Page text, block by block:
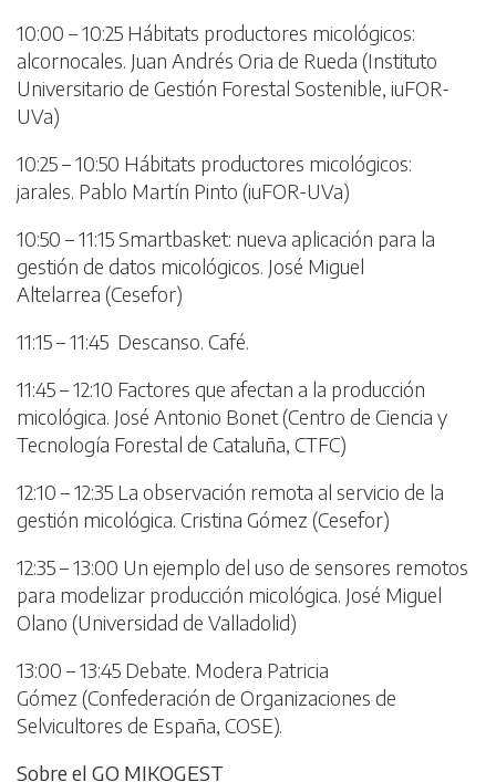
10:00 – 10:25 Hábitats productores micológicos:
alcornocales. Juan Andrés Oria de Rueda (Instituto
Universitario de Gestión Forestal Sostenible, iuFOR-
UVa)
10:25 – 10:50 Hábitats productores micológicos:
jarales. Pablo Martín Pinto (iuFOR-UVa)
10:50 – 11:15 Smartbasket: nueva aplicación para la
gestión de datos micológicos. José Miguel
Altelarrea (Cesefor)
11:15 – 11:45 Descanso. Café.
11:45 – 12:10 Factores que afectan a la producción
micológica. José Antonio Bonet (Centro de Ciencia y
Tecnología Forestal de Cataluña, CTFC)
12:10 – 12:35 La observación remota al servicio de la
gestión micológica. Cristina Gómez (Cesefor)
12:35 – 13:00 Un ejemplo del uso de sensores remotos
para modelizar producción micológica. José Miguel
Olano (Universidad de Valladolid)
13:00 – 13:45 Debate. Modera Patricia
Gómez (Confederación de Organizaciones de
Selvicultores de España, COSE).
Sobre el GO MIKOGEST